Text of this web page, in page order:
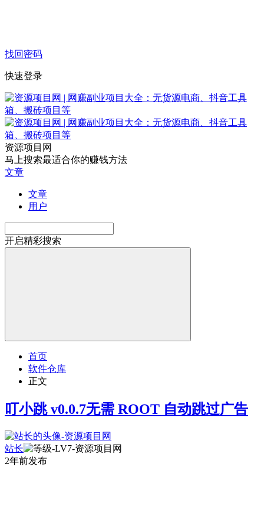
找回密码
快速登录
资源项目网
马上搜索最适合你的赚钱方法
文章
文章
用户
开启精彩搜索
首页
软件仓库
正文
叮小跳 v0.0.7无需 ROOT 自动跳过广告
站长
2年前发布